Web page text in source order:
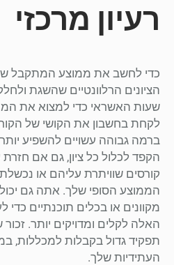
רעיון מרכזי
כדי לחשב את ממוצע המתקבל
הציונים הרלוונטיים שהשגת
שעות האשראי כדי למצוא את
לקחת בחשבון את הקושי של
ברמה גבוהה עשויים להשפיע
הקפד לכלול כל ציון, גם אם
קורסים שוויתרת עליהם או
הממוצע הסופי שלך. אתה גם
מקוונים או בכלים תוכנתיים כדי
האלה לקלים ומדויקים יותר.
תפקיד גדול בקבלות למכללות,
העתידיות שלך.